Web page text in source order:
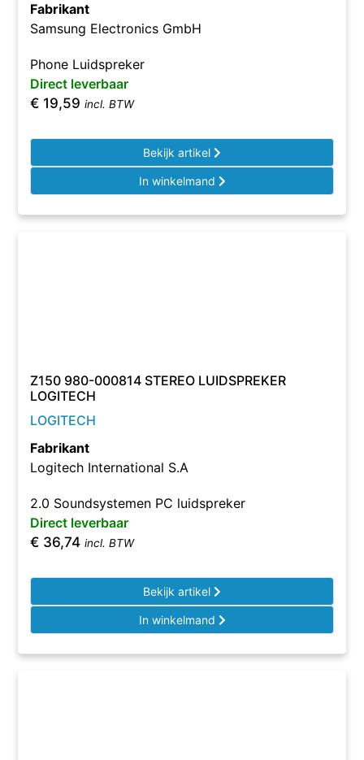
Fabrikant
Samsung Electronics GmbH
Phone Luidspreker
Direct leverbaar
€ 19,59 incl. BTW
Bekijk artikel
In winkelmand
Z150 980-000814 STEREO LUIDSPREKER
LOGITECH
LOGITECH
Fabrikant
Logitech International S.A
2.0 Soundsystemen PC luidspreker
Direct leverbaar
€ 36,74 incl. BTW
Bekijk artikel
In winkelmand